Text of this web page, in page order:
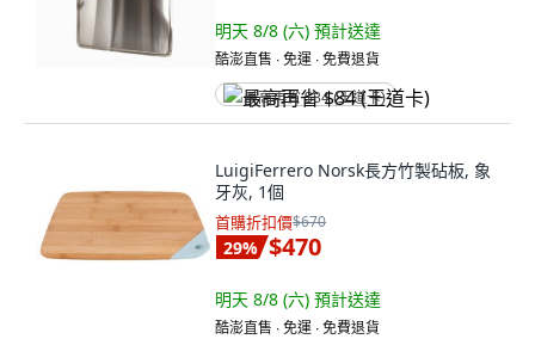
明天 8/8 (六) 預計送達
酷澎直售 ∙ 免運 ∙ 免費退貨
最高再省 $84 (王道卡)
LuigiFerrero Norsk長方竹製砧板, 象
牙灰, 1個
首購折扣價$670
29% $470
明天 8/8 (六) 預計送達
酷澎直售 ∙ 免運 ∙ 免費退貨